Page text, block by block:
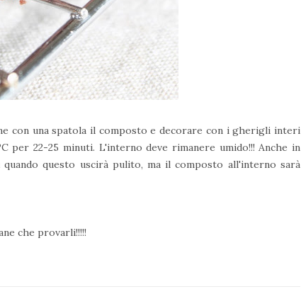
con una spatola il composto e decorare con i gherigli interi
per 22-25 minuti. L'interno deve rimanere umido!!! Anche in
questo uscirà pulito, ma il composto all'interno sarà
che provarli!!!!!